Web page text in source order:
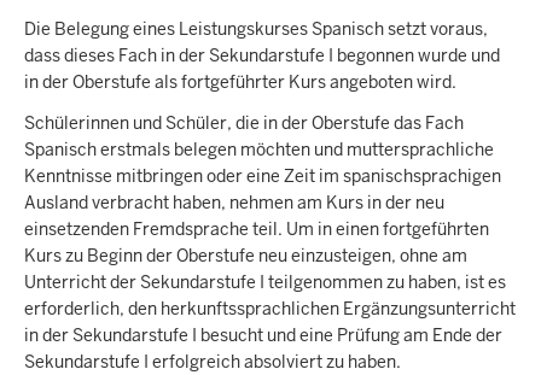
Die Belegung eines Leistungskurses Spanisch setzt voraus,
dass dieses Fach in der Sekundarstufe I begonnen wurde und
in der Oberstufe als fortgeführter Kurs angeboten wird.
Schülerinnen und Schüler, die in der Oberstufe das Fach
Spanisch erstmals belegen möchten und muttersprachliche
Kenntnisse mitbringen oder eine Zeit im spanischsprachigen
Ausland verbracht haben, nehmen am Kurs in der neu
einsetzenden Fremdsprache teil. Um in einen fortgeführten
Kurs zu Beginn der Oberstufe neu einzusteigen, ohne am
Unterricht der Sekundarstufe I teilgenommen zu haben, ist es
erforderlich, den herkunftssprachlichen Ergänzungsunterricht
in der Sekundarstufe I besucht und eine Prüfung am Ende der
Sekundarstufe I erfolgreich absolviert zu haben.